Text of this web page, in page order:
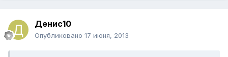
Денис10
Опубликовано 17 июня, 2013